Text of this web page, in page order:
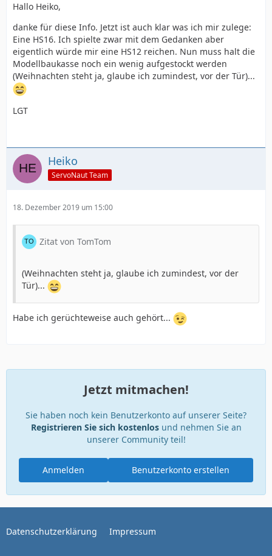
Hallo Heiko,
danke für diese Info. Jetzt ist auch klar was ich mir zulege:
Eine HS16. Ich spielte zwar mit dem Gedanken aber
eigentlich würde mir eine HS12 reichen. Nun muss halt die
Modellbaukasse noch ein wenig aufgestockt werden
(Weihnachten steht ja, glaube ich zumindest, vor der Tür)...
LGT
Heiko
ServoNaut Team
18. Dezember 2019 um 15:00
Zitat von TomTom
(Weihnachten steht ja, glaube ich zumindest, vor der
Tür)...
Habe ich gerüchteweise auch gehört...
Jetzt mitmachen!
Sie haben noch kein Benutzerkonto auf unserer Seite?
Registrieren Sie sich kostenlosund nehmen Sie an
unserer Community teil!
Benutzerkonto erstellen
Anmelden
Datenschutzerklärung Impressum